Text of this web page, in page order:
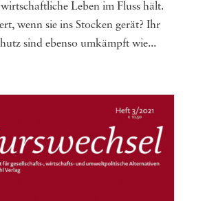
Leben im Fluss hält.
wenn sie ins Stocken gerät? Ihr
sind eben­so umkämpft wie...